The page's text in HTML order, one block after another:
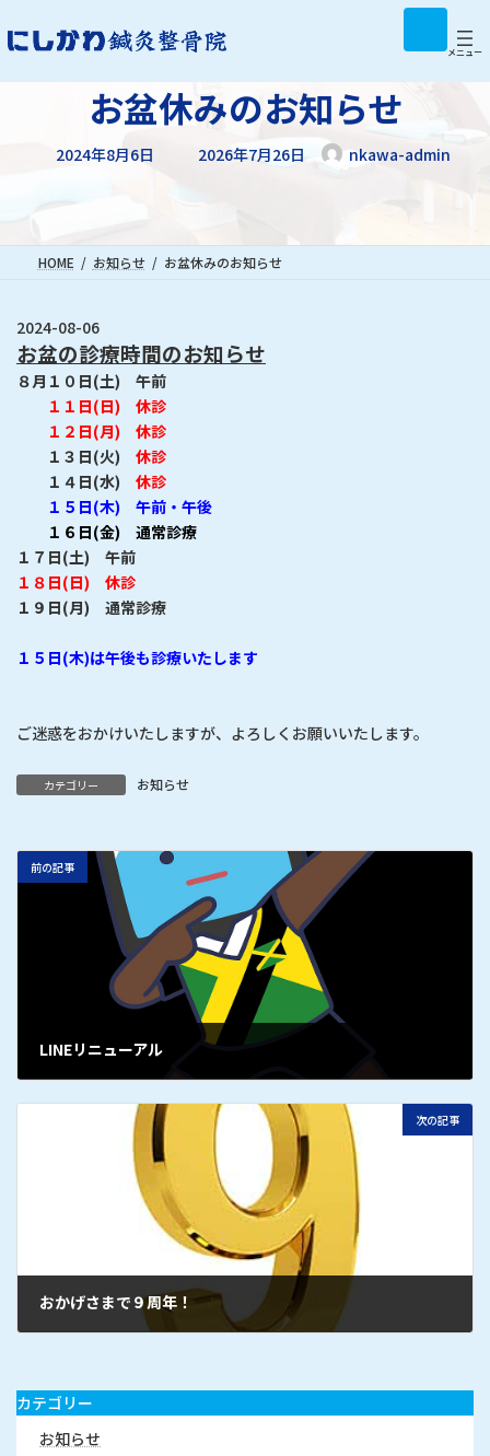
ン
テ
ン
ビ
ゲ
ー
ア
コ メニュー
お盆休みのお知らせ
2024年8月6日 最
終
2026年7月26日 nkawa-admin
HOME お知らせ お盆休みのお知らせ
2024-08-06
お盆の診療時間のお知らせ
８月１０日(土) 午前
１１日(日) 休診
１２日(月) 休診
１３日(火) 休診
１４日(水) 休診
１５日(木) 午前・午後
１６日(金) 通常診療
１７日(土) 午前
１８日(日) 休診
１９日(月) 通常診療
１５ 日(木)は午後も診療いたします
ご迷惑をおかけいたしますが、よろしくお願いいたします。
カテゴリー お知らせ
前の記事
LINEリニューアル
次の記事
おかげさまで９周年！
カテゴリー
お知らせ